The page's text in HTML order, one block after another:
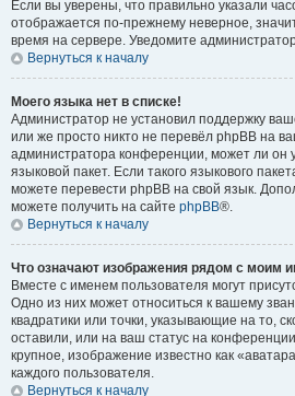
Если вы уверены, что правильно указали
отображается по-прежнему неверное,
время на сервере. Уведомите
Вернуться к началу
Моего языка нет в списке!
Администратор не установил поддержку
или же просто никто не перевёл phpBB на
администратора конференции, может ли он
языковой пакет. Если такого языкового
можете перевести phpBB на свой язык.
можете получить на сайте phpBB®.
Вернуться к началу
Что означают изображения рядом с моим
Вместе с именем пользователя могут
Одно из них может относиться к вашему
квадратики или точки, указывающие на то,
оставили, или на ваш статус на
крупное, изображение известно как
каждого пользователя.
Вернуться к началу